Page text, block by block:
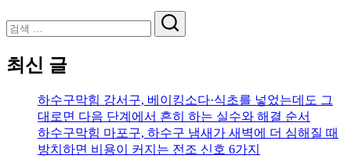
검
최신 글
하수구막힘 강서구, 베이킹소다·식초를 넣었는데도 그
대로면 다음 단계에서 흔히 하는 실수와 해결 순서
하수구막힘 마포구, 하수구 냄새가 새벽에 더 심해질 때
방치하면 비용이 커지는 전조 신호 6가지